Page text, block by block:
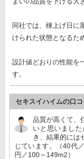
同社では、棟上げ日に
けられた状態となるた
設計値どおりの性能を
す。
セキスイハイムの口コ
品質が高くて、
いと思いまし
き、結果的には
じています。（40代
円／100～149m2）